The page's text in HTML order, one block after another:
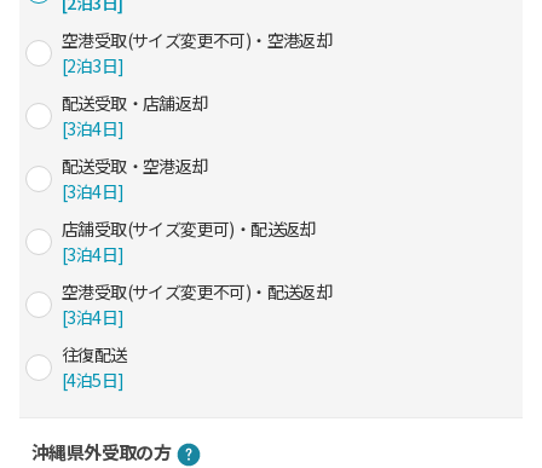
空港受取(サイズ変更不可)・空港返却
[2泊3日]
配送受取・店舗返却
[3泊4日]
配送受取・空港返却
[3泊4日]
店舗受取(サイズ変更可)・配送返却
[3泊4日]
空港受取(サイズ変更不可)・配送返却
[3泊4日]
往復配送
[4泊5日]
沖縄県外受取の方